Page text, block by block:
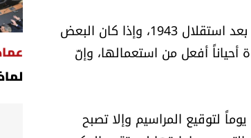
لا يستطيع أحد إنكار أنّ رئيس الجمهورية فقد عدداً كبيراً من صلاحياته كانت بحوزته بعد استقلال 1943، وإذا كان البعض
أفعل من استعمالها، وإنّ
ولعلّ صلاحية حلّ مجلسَي النواب والوزراء وكذلك إجبار رئيس الجمهورية بمهلة 15 يوماً لتوقيع المراسيم وإلا تصبح